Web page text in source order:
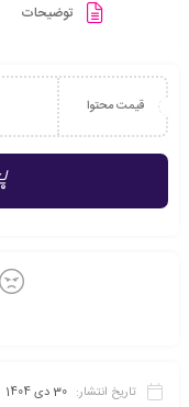
توضیحات
قیمت محتوا
تاریخ انتشار: 30 دی 1404